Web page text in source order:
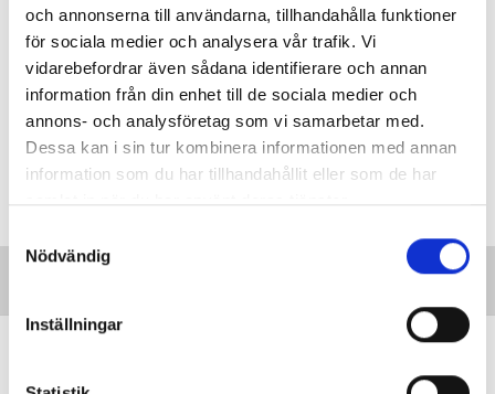
och annonserna till användarna, tillhandahålla funktioner
för sociala medier och analysera vår trafik. Vi
vidarebefordrar även sådana identifierare och annan
information från din enhet till de sociala medier och
annons- och analysföretag som vi samarbetar med.
Dessa kan i sin tur kombinera informationen med annan
information som du har tillhandahållit eller som de har
samlat in när du har använt deras tjänster.
t
Nödvändig
Inställningar
Läslarmet: Historiskt ras för Sverige
Forskare: Katastrofbilden av ungas läsning måste
nyanseras
Taggar: Betyg
”Transspråkande har fått genomslag